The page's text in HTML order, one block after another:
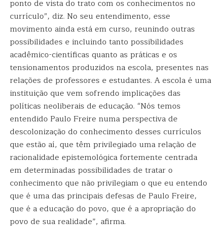
ponto de vista do trato com os conhecimentos no
currículo”, diz. No seu entendimento, esse
movimento ainda está em curso, reunindo outras
possibilidades e incluindo tanto possibilidades
acadêmico-científicas quanto as práticas e os
tensionamentos produzidos na escola, presentes nas
relações de professores e estudantes. A escola é uma
instituição que vem sofrendo implicações das
políticas neoliberais de educação. “Nós temos
entendido Paulo Freire numa perspectiva de
descolonização do conhecimento desses currículos
que estão aí, que têm privilegiado uma relação de
racionalidade epistemológica fortemente centrada
em determinadas possibilidades de tratar o
conhecimento que não privilegiam o que eu entendo
que é uma das principais defesas de Paulo Freire,
que é a educação do povo, que é a apropriação do
povo de sua realidade”, afirma.